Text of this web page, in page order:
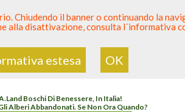
>Ambulatori Dentistici>Trentino
.LandBoschi Di Benessere, In Italia!
Alberi Abbandonati. Se Non Ora Quando?
Chiudendo il banner o continuando la
alla disattivazione, consulta l´informativa
estesa OK